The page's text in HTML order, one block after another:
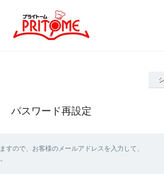
パスワード再設定
すので、お客様のメールアドレスを入力して、